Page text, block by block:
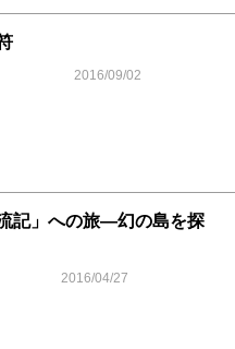
2016/09/02
記」への旅―幻の島を探
2016/04/27